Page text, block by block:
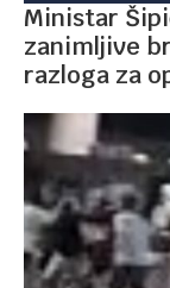
Ministar
zanimljive
razloga za